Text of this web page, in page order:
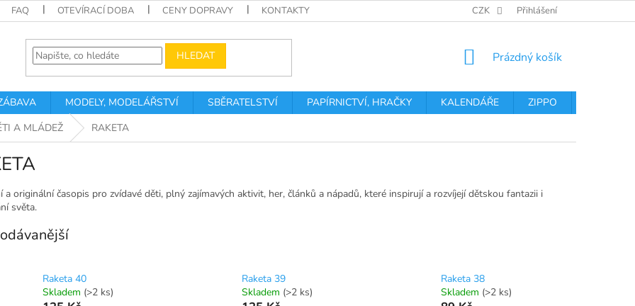
FAQ OTEVÍRACÍ DOBA CENY DOPRAVY KONTAKTY PODMÍNKY OCHRANY OSOBNÍCH
CZK Přihlášení
HLEDAT
NÁKUPNÍ
Prázdný košík
MODELY, MODELÁŘSTVÍ SBĚRATELSTVÍ PAPÍRNICTVÍ, HRAČKY KALENDÁŘE ZIPPO
A MLÁDEŽ RAKETA
a originální časopis pro zvídavé děti, plný zajímavých aktivit, her, článků a nápadů, které inspirují a rozvíjejí dětskou fantazii i
světa.
Raketa 40
Skladem (>2 ks)
Raketa 39
Skladem (>2 ks)
Raketa 38
Skladem (>2 ks)